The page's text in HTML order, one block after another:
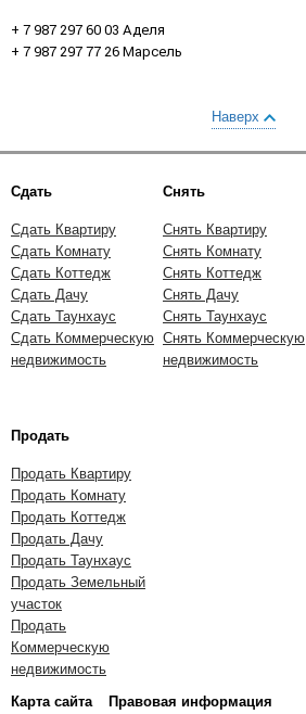
+ 7 987 297 60 03 Аделя
+ 7 987 297 77 26 Марсель
Наверх
Сдать
Сдать Квартиру
Сдать Комнату
Сдать Коттедж
Сдать Дачу
Сдать Таунхаус
Сдать Коммерческую
недвижимость
Снять
Снять Квартиру
Снять Комнату
Снять Коттедж
Снять Дачу
Снять Таунхаус
Снять Коммерческую
недвижимость
Продать
Продать Квартиру
Продать Комнату
Продать Коттедж
Продать Дачу
Продать Таунхаус
Продать Земельный
участок
Продать
Коммерческую
недвижимость
Карта сайта
Правовая информация